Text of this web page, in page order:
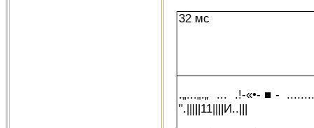
32 мс
.„...„.„ ... .!-«•-■-
".|||||11||||И..|||